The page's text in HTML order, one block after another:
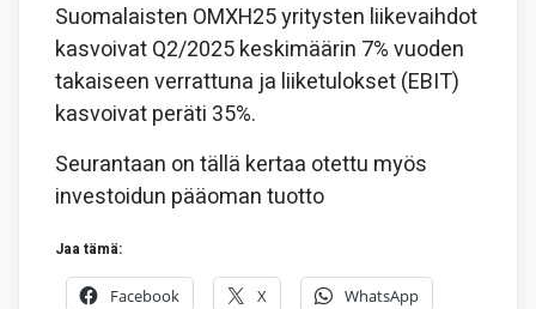
Suomalaisten OMXH25 yritysten liikevaihdot
kasvoivat Q2/2025 keskimäärin 7% vuoden
takaiseen verrattuna ja liiketulokset (EBIT)
kasvoivat peräti 35%.
Seurantaan on tällä kertaa otettu myös
investoidun pääoman tuotto
Jaa tämä:
Facebook X WhatsApp